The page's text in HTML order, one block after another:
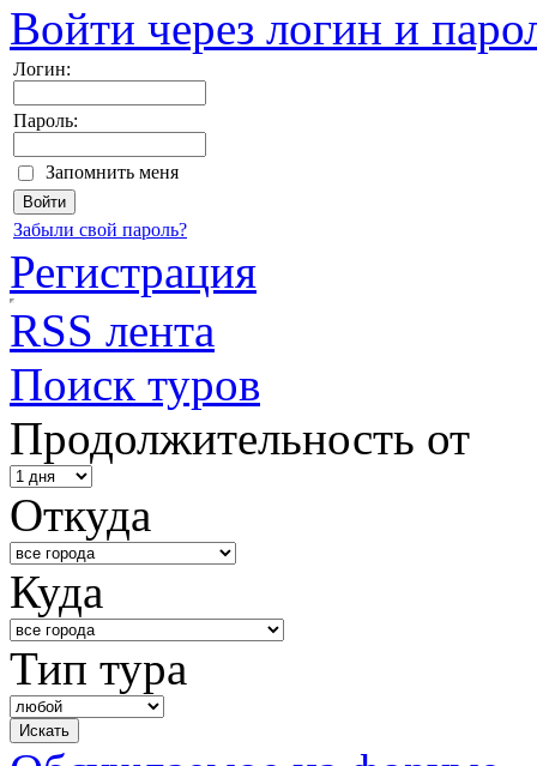
Войти через логин и
Логин:
Пароль:
Запомнить меня
Забыли свой пароль?
Регистрация
RSS лента
Поиск туров
Продолжительность от
Откуда
Куда
Тип тура